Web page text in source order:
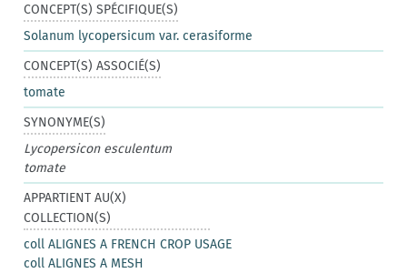
CONCEPT(S) SPÉCIFIQUE(S)
Solanum lycopersicum var. cerasiforme
CONCEPT(S) ASSOCIÉ(S)
tomate
SYNONYME(S)
Lycopersicon esculentum
tomate
APPARTIENT AU(X)
COLLECTION(S)
coll ALIGNES A FRENCH CROP USAGE
coll ALIGNES A MESH